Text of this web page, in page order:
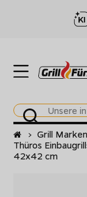
Startseite
> Grill Marken
Thüros
42x42 cm